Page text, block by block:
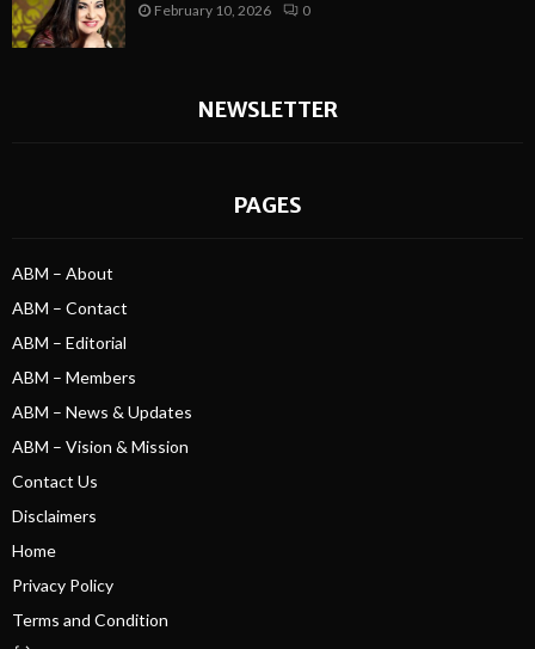
February 10, 2026 0
NEWSLETTER
PAGES
ABM – About
ABM – Contact
ABM – Editorial
ABM – Members
ABM – News & Updates
ABM – Vision & Mission
Contact Us
Disclaimers
Home
Privacy Policy
Terms and Condition